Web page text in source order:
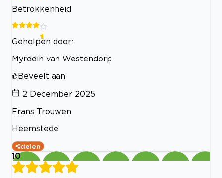
Betrokkenheid
Geholpen door:
Myrddin van Westendorp
Beveelt aan
2 December 2025
Frans Trouwen
Heemstede
delen
10